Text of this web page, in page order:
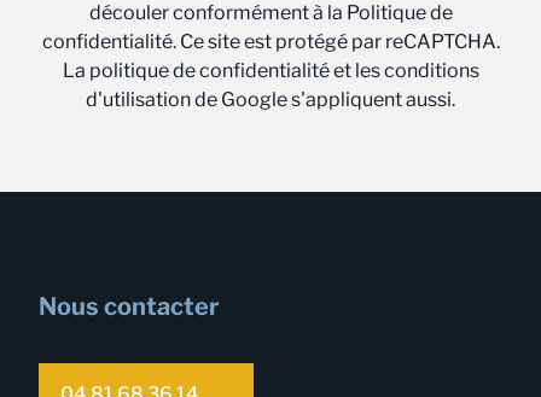
découler conformément à la Politique de
confidentialité. Ce site est protégé par reCAPTCHA.
La politique de confidentialité et les conditions
d'utilisation de Google s'appliquent aussi.
Nous contacter